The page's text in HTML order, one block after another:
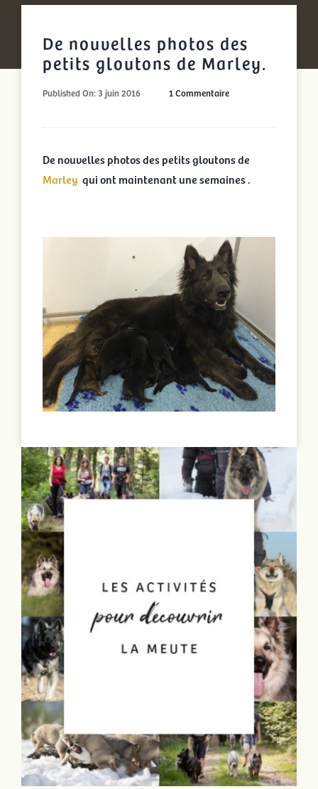
De nouvelles photos des
petits gloutons de Marley.
Published On: 3 juin 2016 1 Commentaireon
photos
petits
de
De nouvelles photos des petits gloutons de
Marley qui ont maintenant une semaines .